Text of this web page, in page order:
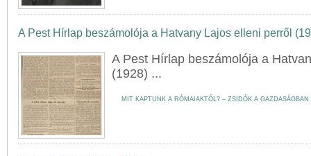
A Pest Hírlap beszámolója a Hatvany Lajos elleni perről
A Pest Hírlap beszámolója a
(1928) ...
MIT KAPTUNK A RÓMAIAKTÓL? – ZSIDÓK A